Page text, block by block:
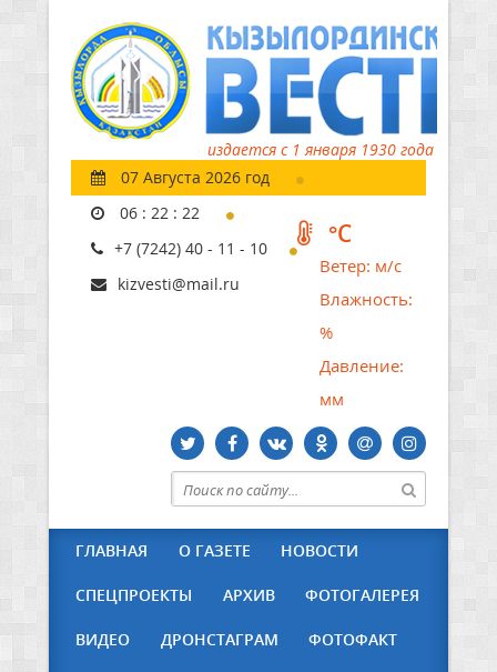
издается с 1 января 1930 года
07 Августа 2026 год
06 : 22 : 22
+7 (7242) 40 - 11 - 10
kizvesti@mail.ru
°C
Ветер: м/с
Влажность:
%
Давление:
мм
ГЛАВНАЯ О ГАЗЕТЕ НОВОСТИ
СПЕЦПРОЕКТЫ АРХИВ ФОТОГАЛЕРЕЯ
ВИДЕО ДРОНСТАГРАМ ФОТОФАКТ